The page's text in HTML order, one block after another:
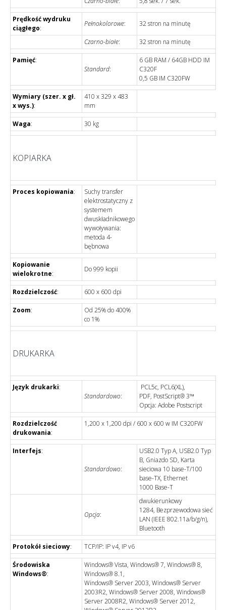
Prędkość wydruku
ciągłego:
Pełnokolorowe: 32 stron na minutę
Czarno-białe: 32 stron na minutę
Pamięć:
Standard:
6 GB RAM / 64GB HDD IM
C320F
0,5 GB IM C320FW
Wymiary (szer. x gł.
x wys.):
410 x 329 x 483
mm
Waga: 30 kg
KOPIARKA
Proces kopiowania:
Suchy transfer
elektrostatyczny z
systemem
dwuskładnikowego
wywoływania:
metoda 4-
bębnowa
Kopiowanie
wielokrotne:
Do 999 kopii
Rozdzielczość: 600 x 600 dpi
Zoom:
Od 25% do 400%
co 1%
DRUKARKA
Język drukarki:
Standardowo:
PCL5c, PCL6(XL),
PDF, PostScript® 3™
Opcja: Adobe Postscript
Rozdzielczość
drukowania:
1,200 x 1,200 dpi / 600 x 600 w IM C320FW
Interfejs:
Standardowo:
USB2.0 Typ A, USB2.0 Typ
B, Gniazdo SD, Karta
sieciowa 10 base-T/100
base-TX, Ethernet
1000 Base-T
Opcja:
dwukierunkowy
1284, Bezprzewodowa sieć
LAN (IEEE 802.11a/b/g/n),
Bluetooth
Protokół sieciowy: TCP/IP: IP v4, IP v6
Środowiska
Windows®:
Windows® Vista, Windows® 7, Windows® 8,
Windows® 8.1,
Windows® Server 2003, Windows® Server
2003R2, Windows® Server 2008, Windows®
Server 2008R2, Windows® Server 2012,